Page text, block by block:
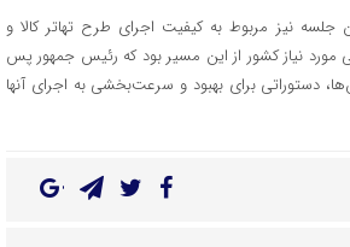
جلسه نیز مربوط به کیفیت اجرای طرح تهاتر کالا و
مورد نیاز کشور از این مسیر بود که رئیس جمهور پس
دستوراتی برای بهبود و سرعت‌بخشی به اجرای آنها